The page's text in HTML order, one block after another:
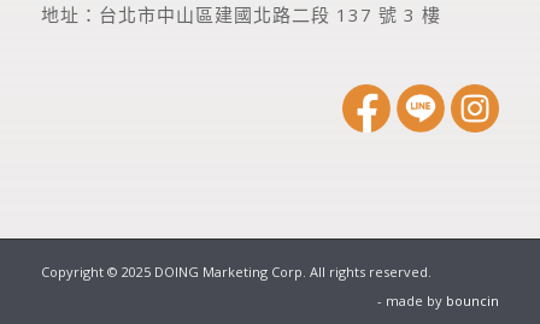
地址： 台北市中山區建國北路二段 137 號 3 樓
Copyright © 2025 DOING Marketing Corp. All rights reserved.
- made by bouncin